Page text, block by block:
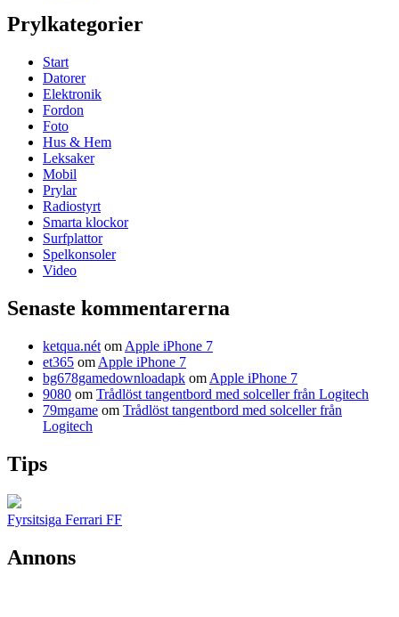
Prylkategorier
Start
Datorer
Elektronik
Fordon
Foto
Hus & Hem
Leksaker
Mobil
Prylar
Radiostyrt
Smarta klockor
Surfplattor
Spelkonsoler
Video
Senaste kommentarerna
ketqua.nét om Apple iPhone 7
et365 om Apple iPhone 7
bg678gamedownloadapk om Apple iPhone 7
9080 om Trådlöst tangentbord med solceller från Logitech
79mgame om Trådlöst tangentbord med solceller från
Logitech
Tips
Fyrsitsiga Ferrari FF
Annons